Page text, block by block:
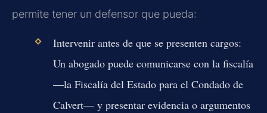
permite tener un defensor que pueda:
Intervenir antes de que se presenten cargos:
Un abogado puede comunicarse con la fiscalía
—la Fiscalía del Estado para el Condado de
Calvert— y presentar evidencia o argumentos